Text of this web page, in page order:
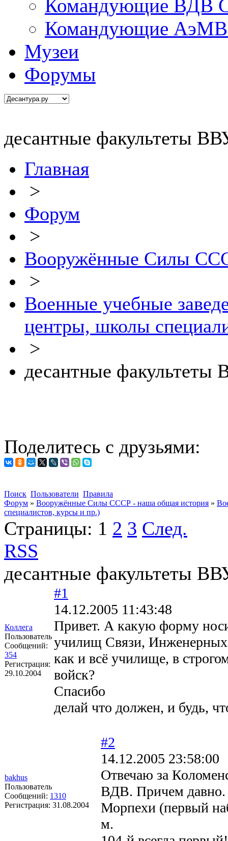
Командующие ВДВ
Командующие АэМВ
Музеи
Форумы
десантные факультеты
Главная
>
Форум
>
Вооружённые Силы
>
Военные учебные
центры, школы
>
десантные
Поделитесь с друзьями:
Поиск Пользователи Правила
Форум » Вооружённые Силы СССР - наша общая история »
специалистов, курсы и пр.)
Страницы: 1 2 3 След.
RSS
десантные факультеты
Коллега
Пользователь
Сообщений:
354
Регистрация:
29.10.2004
#1
14.12.2005 11:43:48
Привет. А какую форму
училищ Связи,
как и всё училище, в
войск?
Спасибо
делай что должен, и будь,
bakhus
Пользователь
Сообщений: 1310
Регистрация: 31.08.2004
#2
14.12.2005 23:58:00
Отвечаю за
ВДВ. Причем давно.
Морпехи (первый
м.